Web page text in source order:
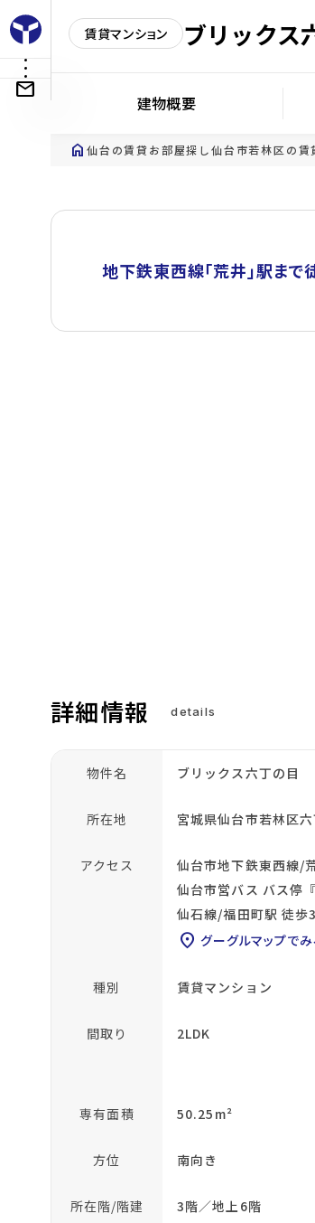
賃貸マンション ブリックス
建物概要
home 仙台の賃貸お部屋探し仙台市若林区の賃
地下鉄東西線「荒井」駅まで
詳細情報 details
物件名 ブリックス六丁の目
所在地 宮城県仙台市若林区
アクセス
仙台市地下鉄東西線/
仙台市営バス バス停
仙石線/福田町駅 徒歩
location_on グーグルマップでみ
種別 賃貸マンション
間取り 2LDK
専有面積 50.25m²
方位 南向き
所在階/階建 3階／地上6階